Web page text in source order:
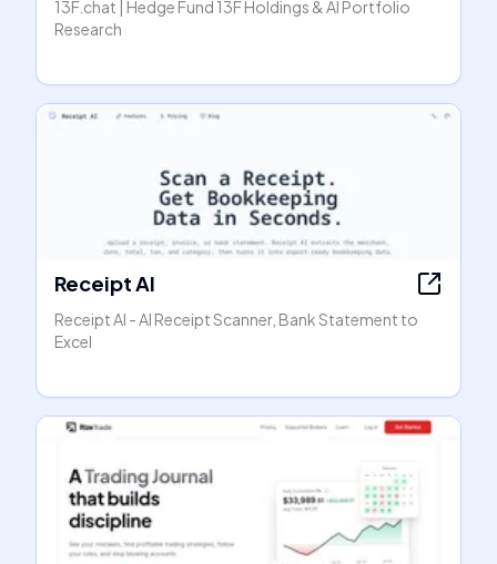
13F.chat | Hedge Fund 13F Holdings & AI Portfolio
Research
Receipt AI
Receipt AI - AI Receipt Scanner, Bank Statement to
Excel